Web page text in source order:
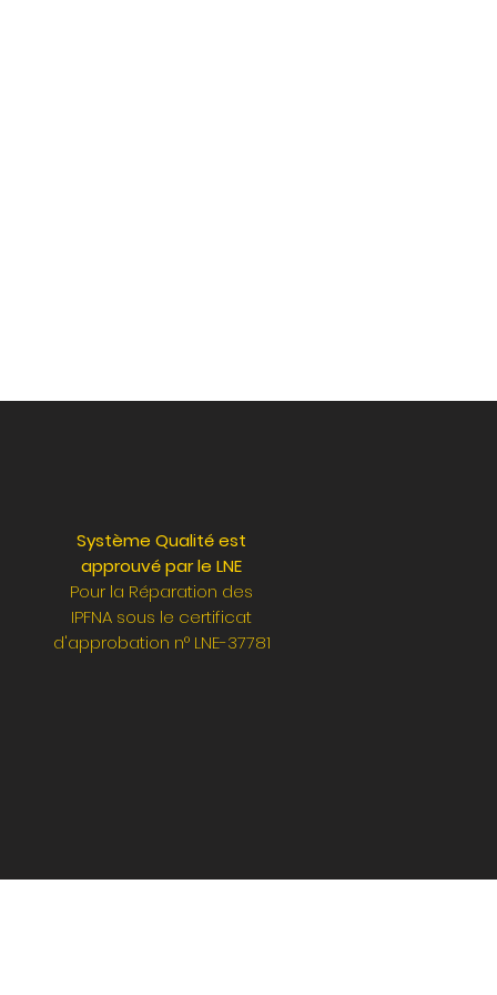
Système Qualité est
approuvé par le LNE
Pour la Réparation des
IPFNA sous le certificat
d'approbation n° LNE-37781